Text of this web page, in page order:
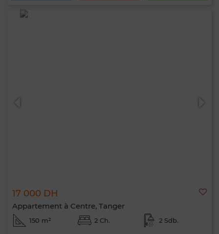
17 000 DH
Appartement à Centre, Tanger
150 m² 2 Ch. 2 Sdb.